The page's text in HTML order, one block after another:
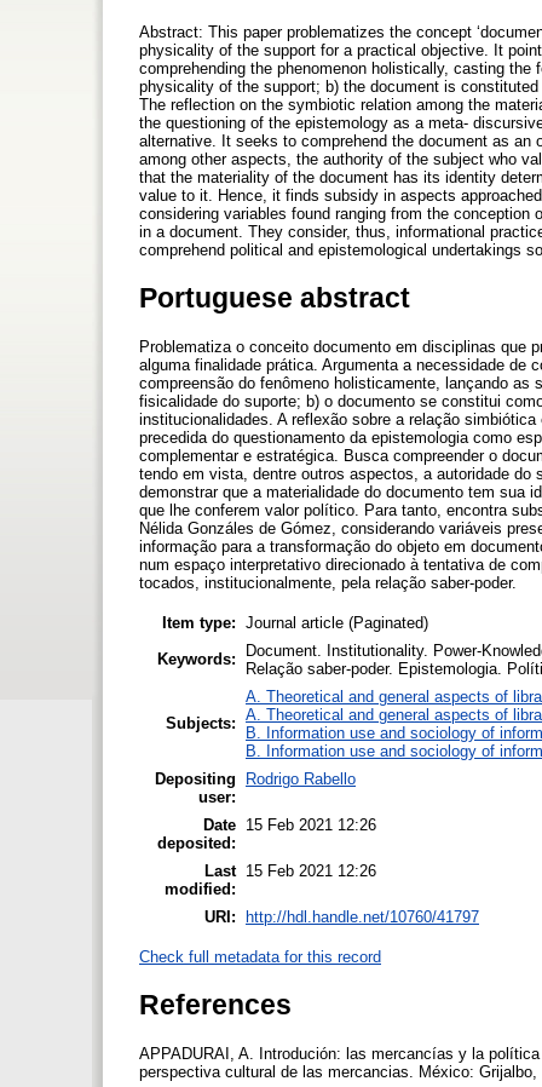
Abstract: This paper problematizes the concept
physicality of the support for a practical objective. It
comprehending the phenomenon holistically, casting
physicality of the support; b) the document is
The reflection on the symbiotic relation among the
the questioning of the epistemology as a meta-
alternative. It seeks to comprehend the document as
among other aspects, the authority of the subject who
that the materiality of the document has its identity
value to it. Hence, it finds subsidy in aspects
considering variables found ranging from the
in a document. They consider, thus, informational
comprehend political and epistemological undertakings
Portuguese abstract
Problematiza o conceito documento em disciplinas que
alguma finalidade prática. Argumenta a necessidade de
compreensão do fenômeno holisticamente, lançando
fisicalidade do suporte; b) o documento se constitui
institucionalidades. A reflexão sobre a relação
precedida do questionamento da epistemologia como
complementar e estratégica. Busca compreender o
tendo em vista, dentre outros aspectos, a autoridade
demonstrar que a materialidade do documento tem sua
que lhe conferem valor político. Para tanto, encontra
Nélida Gonzáles de Gómez, considerando variáveis
informação para a transformação do objeto em
num espaço interpretativo direcionado à tentativa de
tocados, institucionalmente, pela relação saber-poder.
Item type: Journal article (Paginated)
Keywords:
Document. Institutionality. Power-
Relação saber-poder. Epistemologia.
Subjects:
A. Theoretical and general aspects of
A. Theoretical and general aspects of
B. Information use and sociology of
B. Information use and sociology of
Depositing
user:
Rodrigo Rabello
Date
deposited:
15 Feb 2021 12:26
Last
modified:
15 Feb 2021 12:26
URI: http://hdl.handle.net/10760/41797
Check full metadata for this record
References
APPADURAI, A. Introdución: las mercancías y la
perspectiva cultural de las mercancias. México: